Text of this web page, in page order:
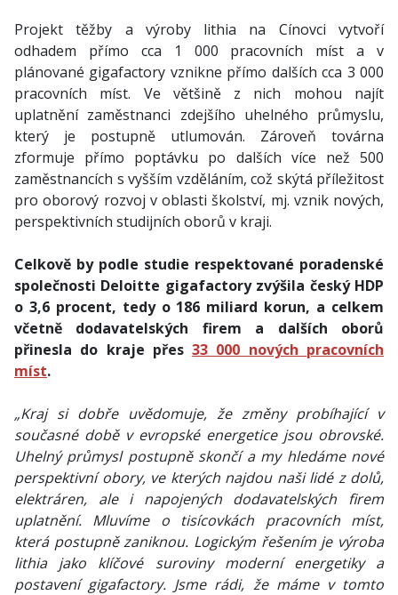
Projekt těžby a výroby lithia na Cínovci vytvoří
odhadem přímo cca 1 000 pracovních míst a v
plánované gigafactory vznikne přímo dalších cca 3 000
pracovních míst. Ve většině z nich mohou najít
uplatnění zaměstnanci zdejšího uhelného průmyslu,
který je postupně utlumován. Zároveň továrna
zformuje přímo poptávku po dalších více než 500
zaměstnancích s vyšším vzděláním, což skýtá příležitost
pro oborový rozvoj v oblasti školství, mj. vznik nových,
perspektivních studijních oborů v kraji.
Celkově by podle studie respektované poradenské
společnosti Deloitte gigafactory zvýšila český HDP
o 3,6 procent, tedy o 186 miliard korun, a celkem
včetně dodavatelských firem a dalších oborů
přinesla do kraje přes33 000 nových pracovních
míst.
„Kraj si dobře uvědomuje, že změny probíhající v
současné době v evropské energetice jsou obrovské.
Uhelný průmysl postupně skončí a my hledáme nové
perspektivní obory, ve kterých najdou naši lidé z dolů,
elektráren, ale i napojených dodavatelských firem
uplatnění. Mluvíme o tisícovkách pracovních míst,
která postupně zaniknou. Logickým řešením je výroba
lithia jako klíčové suroviny moderní energetiky a
postavení gigafactory. Jsme rádi, že máme v tomto